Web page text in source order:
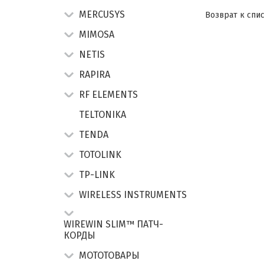
Возврат к
MERCUSYS
MIMOSA
NETIS
RAPIRA
RF ELEMENTS
TELTONIKA
TENDA
TOTOLINK
TP-LINK
WIRELESS INSTRUMENTS
WIREWIN SLIM™ ПАТЧ-
КОРДЫ
МОТОТОВАРЫ